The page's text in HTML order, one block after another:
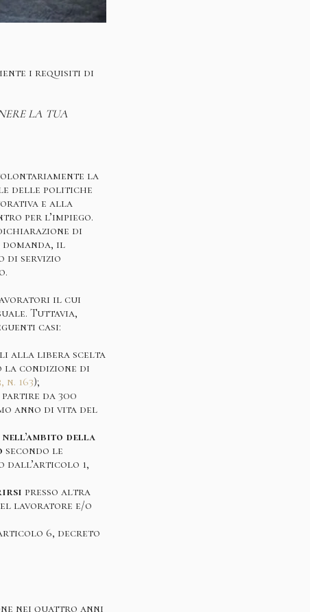
i requisiti di
LA TUA
la
delle politiche
e alla
per l’impiego.
di
domanda, il
di servizio
il cui
Tuttavia,
casi:
alla libera scelta
condizione di
163);
partire da 300
anno di vita del
nell’ambito della
secondo le
dall’articolo 1,
presso altra
lavoratore e/o
6, decreto
nei quattro anni